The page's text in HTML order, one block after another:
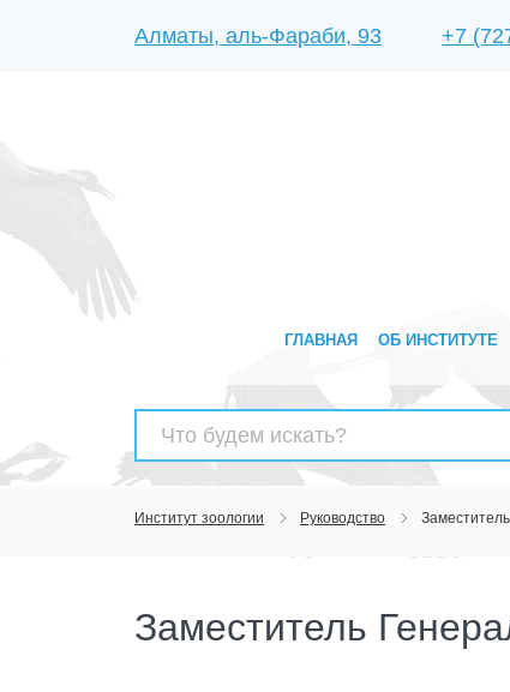
Алматы, аль-Фараби, 93 +7
ГЛАВНАЯ ОБ ИНСТИТУТЕ
Найти:
Институт зоологии Руководство
Заместитель